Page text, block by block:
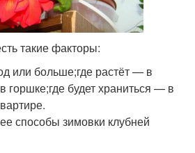
такие факторы:
или больше;где растёт — в
горшке;где будет храниться — в
способы зимовки клубней